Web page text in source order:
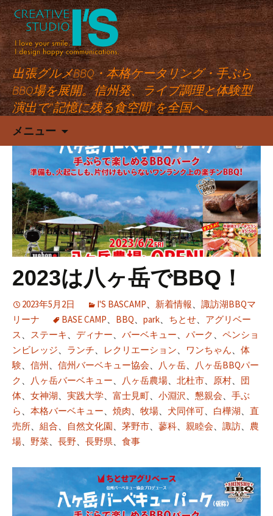
出張グルメBBQ・本格ケータリング・手ぶら
BBQ場を展開。信州発、ライブ調理と体験型
演出で“記憶に残る食空間”を全国へ。
メニュー
テ
ン
ツ
へ
ス
キ
ッ
プ
2023は八ヶ岳でBBQ！
2023年5月2日 I'S BASCAMP、 新着情報、 諏訪湖BBQマ
リーナ
BASE CAMP、 BBQ、 park、 ちとせ、 アグリベー
ス 、 ステーキ、 ディナー、 バーベキュー、 パーク 、 ペンショ
ンビレッジ、 ランチ、 レクリエーション、 ワンちゃん、 体
験、 信州 、 信州バーベキュー協会、 八ヶ岳、
八ヶ岳BBQパー
ク 、 八ヶ岳バーベキュー、 八ヶ岳農場、 北杜市、 原村、 団
体、 女神湖、 実践大学、 富士見町、 小淵沢 、 懇親会、 手ぶ
ら 、 本格バーベキュー、 焼肉、 牧場、 犬同伴可、 白樺湖、 直
売所、 組合、 自然文化園、 茅野市、 蓼科、 親睦会、 諏訪、 農
場、 野菜、 長野、 長野県、 食事